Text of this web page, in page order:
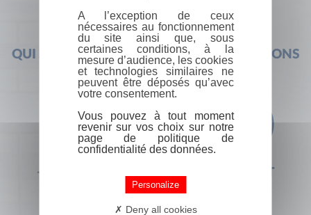
QUI SOMMES-NOUS ? FOIRE AUX QUESTIONS
+33 (0) 1 44 41 29 19 CONTACT
A l’exception de ceux
nécessaires au fonctionnement
du site ainsi que, sous
certaines conditions, à la
mesure d’audience, les cookies
et technologies similaires ne
peuvent être déposés qu’avec
votre consentement.
Vous pouvez à tout moment
revenir sur vos choix sur notre
page de politique de
confidentialité des données.
Personalize
Deny all cookies